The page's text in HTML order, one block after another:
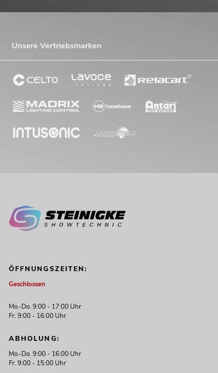
Unsere Vertriebsmarken
ÖFFNUNGSZEITEN:
Geschlossen
Mo.-Do. 9:00 - 17:00 Uhr
Fr. 9:00 - 16:00 Uhr
ABHOLUNG:
Mo.-Do. 9:00 - 16:00 Uhr
Fr. 9:00 - 15:00 Uhr